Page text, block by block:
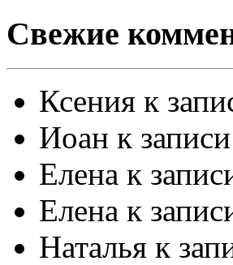
Свежие
Ксения к
Иоан к записи
Елена к
Елена к
Наталья к